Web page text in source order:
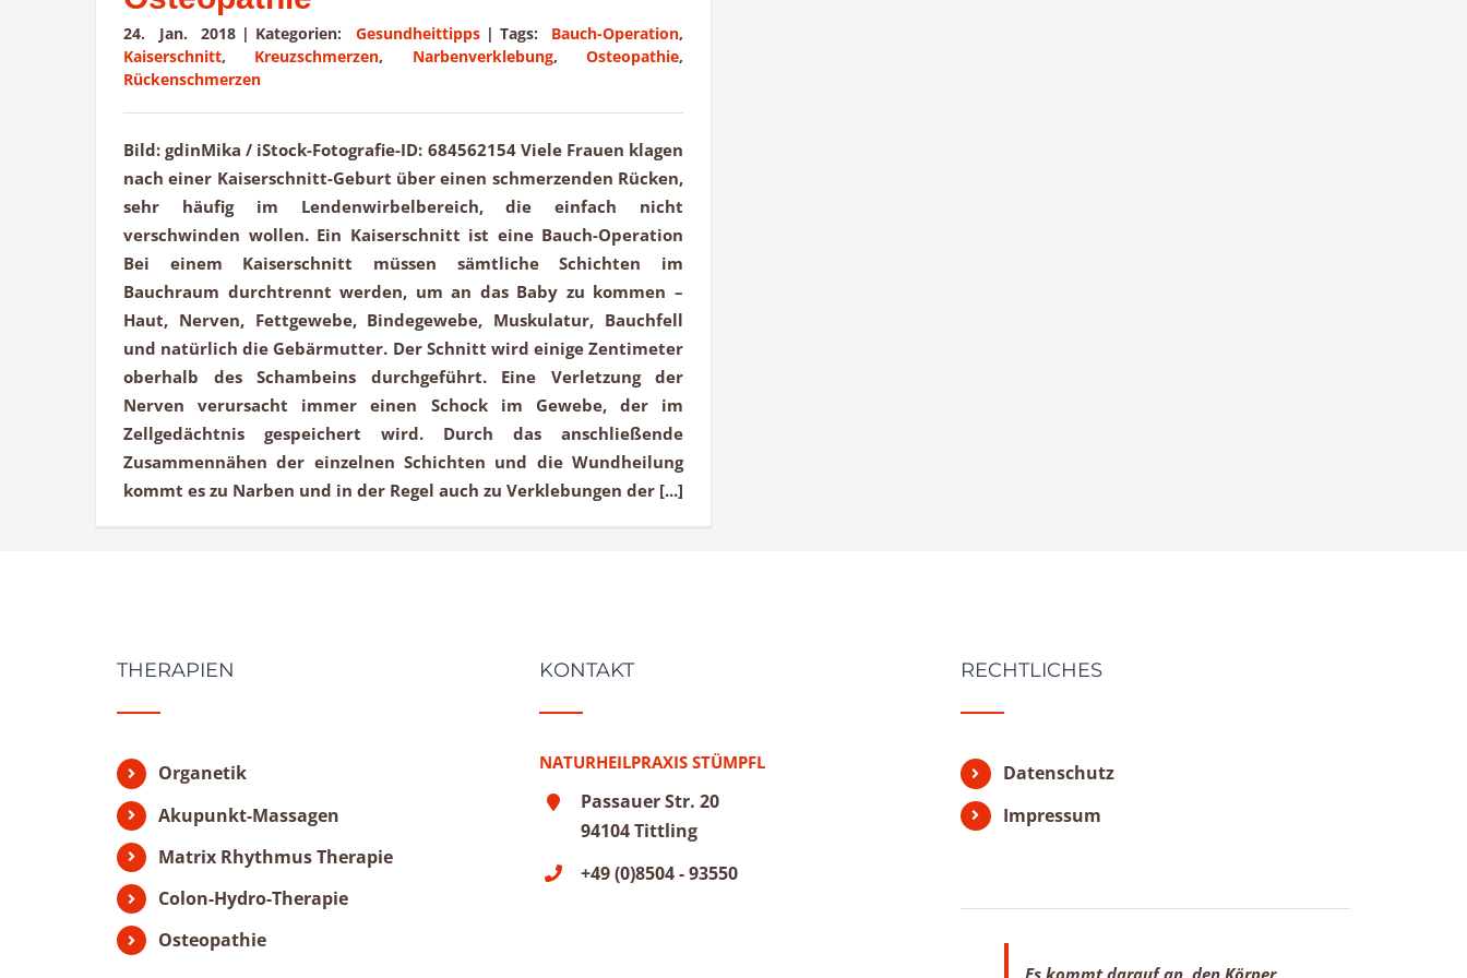
24. Jan. 2018 | Kategorien: Gesundheittipps | Tags: Bauch-Operation,
Kaiserschnitt, Kreuzschmerzen, Narbenverklebung,Osteopathie,
Rückenschmerzen
Bild: gdinMika / iStock-Fotografie-ID: 684562154 Viele Frauen klagen
nach einer Kaiserschnitt-Geburt über einen schmerzenden Rücken,
sehr häufig im Lendenwirbelbereich, die einfach nicht
verschwinden wollen. Ein Kaiserschnitt ist eine Bauch-Operation
Bei einem Kaiserschnitt müssen sämtliche Schichten im
Bauchraum durchtrennt werden, um an das Baby zu kommen –
Haut, Nerven, Fettgewebe, Bindegewebe, Muskulatur, Bauchfell
und natürlich die Gebärmutter. Der Schnitt wird einige Zentimeter
oberhalb des Schambeins durchgeführt. Eine Verletzung der
Nerven verursacht immer einen Schock im Gewebe, der im
Zellgedächtnis gespeichert wird. Durch das anschließende
Zusammennähen der einzelnen Schichten und die Wundheilung
kommt es zu Narben und in der Regel auch zu Verklebungen der [...]
THERAPIEN
Organetik
Akupunkt-Massagen
Matrix Rhythmus Therapie
Colon-Hydro-Therapie
Osteopathie
KONTAKT
NATURHEILPRAXIS STÜMPFL
Passauer Str. 20
94104 Tittling
+49 (0)8504 - 93550
RECHTLICHES
Datenschutz
Impressum